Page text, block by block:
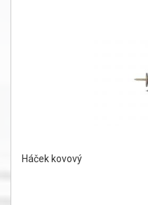
Háček kovový